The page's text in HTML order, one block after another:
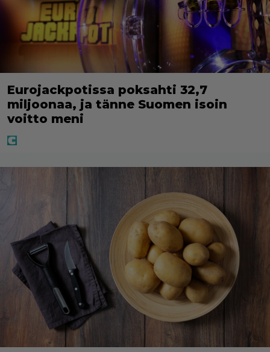
Eurojackpotissa poksahti 32,7
miljoonaa, ja tänne Suomen isoin
voitto meni